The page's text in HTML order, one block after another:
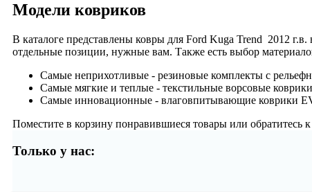
Модели ковриков
В каталоге представлены ковры для Ford Kuga Trend 2012
отдельные позиции, нужные вам. Также есть выбор
Самые неприхотливые - резиновые комплекты с
Самые мягкие и теплые - текстильные ворсовые
Самые инновационные - влаговпитывающие коврики
Поместите в корзину понравившиеся товары или обратитесь
Только у нас: